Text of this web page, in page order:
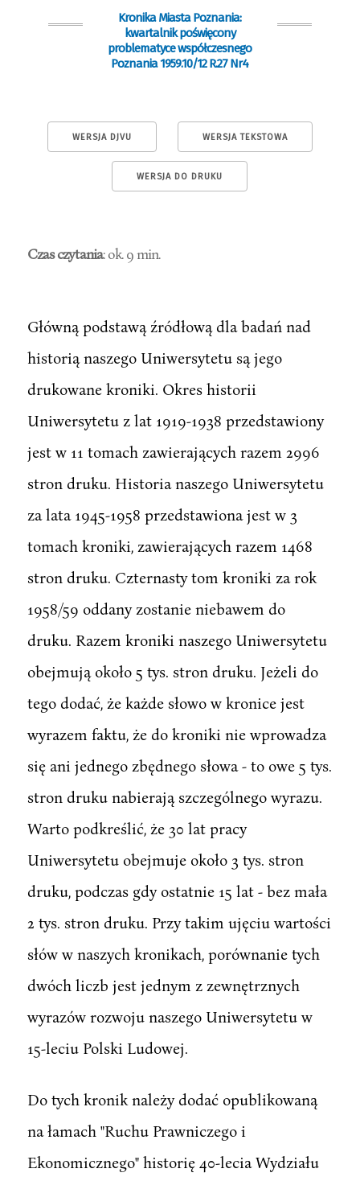
Kronika Miasta Poznania:
kwartalnik poświęcony
problematyce współczesnego
Poznania 1959.10/12 R.27 Nr4
WERSJA DJVU WERSJA TEKSTOWA
WERSJA DO DRUKU
Czas czytania: ok. 9 min.
Główną podstawą źródłową dla badań nad
historią naszego Uniwersytetu są jego
drukowane kroniki. Okres historii
Uniwersytetu z lat 1919-1938 przedstawiony
jest w 11 tomach zawierających razem 2996
stron druku. Historia naszego Uniwersytetu
za lata 1945-1958 przedstawiona jest w 3
tomach kroniki, zawierających razem 1468
stron druku. Czternasty tom kroniki za rok
1958/59 oddany zostanie niebawem do
druku. Razem kroniki naszego Uniwersytetu
obejmują około 5 tys. stron druku. Jeżeli do
tego dodać, że każde słowo w kronice jest
wyrazem faktu, że do kroniki nie wprowadza
się ani jednego zbędnego słowa - to owe 5 tys.
stron druku nabierają szczególnego wyrazu.
Warto podkreślić, że 30 lat pracy
Uniwersytetu obejmuje około 3 tys. stron
druku, podczas gdy ostatnie 15 lat - bez mała
2 tys. stron druku. Przy takim ujęciu wartości
słów w naszych kronikach, porównanie tych
dwóch liczb jest jednym z zewnętrznych
wyrazów rozwoju naszego Uniwersytetu w
15-leciu Polski Ludowej.
Do tych kronik należy dodać opublikowaną
na łamach "Ruchu Prawniczego i
Ekonomicznego" historię 40-lecia Wydziału